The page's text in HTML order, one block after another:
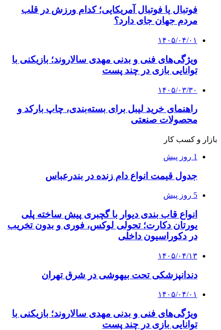
فوتبال یا فوتبال آمریکایی؛ کدام ورزش در قلب
مردم جهان جای دارد؟
۱۴۰۵/۰۴/۰۱
ویژگی‌های فنی و بدنی مهدی سالاروند؛ بازیکنی با
توانایی بازی در چند پست
۱۴۰۵/۰۳/۳۰
راهنمای خرید لیبل برای بسته‌بندی، چاپ بارکد و
محصولات صنعتی
بازار و کسب کار
1 روز پیش
جدول قیمت انواع دام زنده در بندرعباس
5 روز پیش
انواع قاب بندی دیوار با گچبری پیش ساخته پلی
یورتان دکارت؛ تحولی لوکس، فوری و بدون تخریب
در دکوراسیون داخلی
۱۴۰۵/۰۴/۱۳
دندانپزشکی تحت بیهوشی در شرق تهران
۱۴۰۵/۰۴/۰۱
ویژگی‌های فنی و بدنی مهدی سالاروند؛ بازیکنی با
توانایی بازی در چند پست